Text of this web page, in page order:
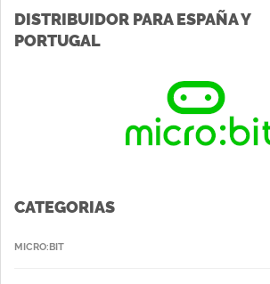
DISTRIBUIDOR PARA ESPAÑA Y
PORTUGAL
CATEGORIAS
MICRO:BIT